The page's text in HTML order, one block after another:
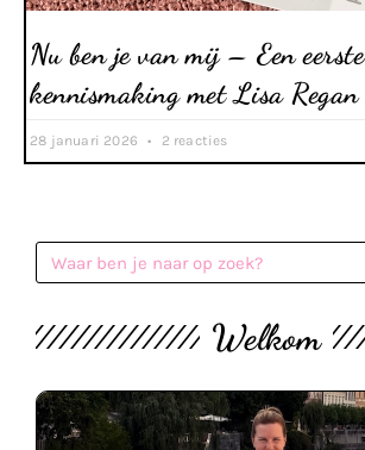
Nu ben je van mij – Een eerste
kennismaking met Lisa Regan
28 januari 2026 2 reacties
Welkom